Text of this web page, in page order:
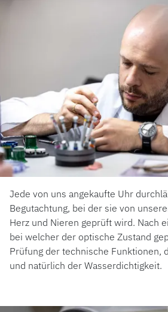
Jede von uns angekaufte Uhr
Begutachtung, bei der sie von
Herz und Nieren geprüft wird. Nach
bei welcher der optische Zustand
Prüfung der technische Funktionen,
und natürlich der Wasserdichtigkeit.